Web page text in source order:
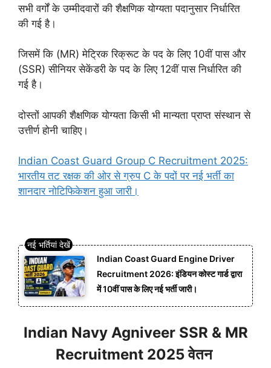
सभी वर्गों के उम्मीदवारों की शैक्षणिक योग्यता पदानुसार निर्धारित
की गई है।
जिसमें कि (MR) मेट्रिक रिक्रूट के पद के लिए 10वीं पास और
(SSR) सीनियर सेकेंडरी के पद के लिए 12वीं पास निर्धारित की
गई है।
दोस्तों आपकी शैक्षणिक योग्यता किसी भी मान्यता प्राप्त संस्थान से
उत्तीर्ण होनी चाहिए।
Indian Coast Guard Group C Recruitment 2025:
भारतीय तट रक्षक की ओर से ग्रुप C के पदों पर नई भर्ती का
शानदार नोटिफिकेशन हुआ जारी।
Indian Coast Guard Engine Driver
Recruitment 2026: इंडियन कोस्ट गार्ड द्वारा
में 10वीं पास के लिए नई भर्ती जारी।
Indian Navy Agniveer SSR & MR
Recruitment 2025 वेतन